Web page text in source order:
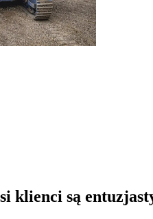
klienci są